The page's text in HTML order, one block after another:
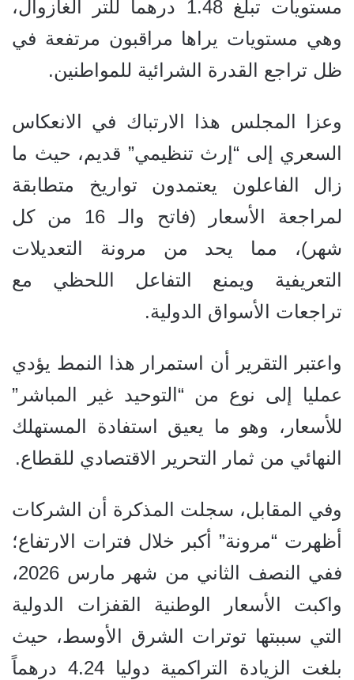
مستويات تبلغ 1.48 درهما للتر الغازوال،
وهي مستويات يراها مراقبون مرتفعة في
ظل تراجع القدرة الشرائية للمواطنين.
وعزا المجلس هذا الارتباك في الانعكاس
السعري إلى “إرث تنظيمي” قديم، حيث ما
زال الفاعلون يعتمدون تواريخ متطابقة
لمراجعة الأسعار (فاتح والـ 16 من كل
شهر)، مما يحد من مرونة التعديلات
التعريفية ويمنع التفاعل اللحظي مع
تراجعات الأسواق الدولية.
واعتبر التقرير أن استمرار هذا النمط يؤدي
عمليا إلى نوع من “التوحيد غير المباشر”
للأسعار، وهو ما يعيق استفادة المستهلك
النهائي من ثمار التحرير الاقتصادي للقطاع.
وفي المقابل، سجلت المذكرة أن الشركات
أظهرت “مرونة” أكبر خلال فترات الارتفاع؛
ففي النصف الثاني من شهر مارس 2026،
واكبت الأسعار الوطنية القفزات الدولية
التي سببتها توترات الشرق الأوسط، حيث
بلغت الزيادة التراكمية دوليا 4.24 درهماً